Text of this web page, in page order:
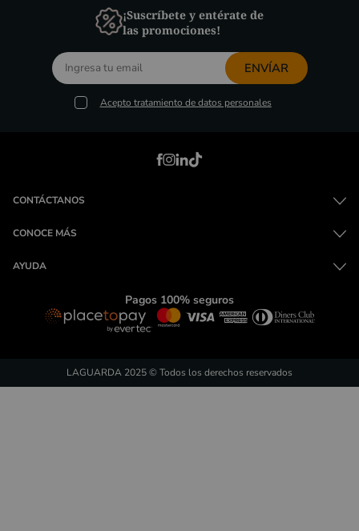
¡Suscríbete y entérate de
las promociones!
ENVÍAR
Acepto tratamiento de datos personales
CONTÁCTANOS
CONOCE MÁS
AYUDA
Pagos 100% seguros
LAGUARDA 2025 © Todos los derechos reservados